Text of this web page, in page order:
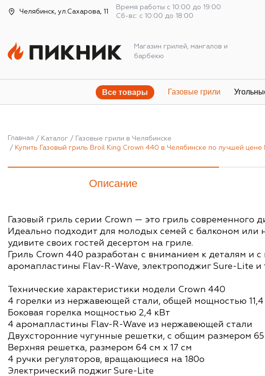
Челябинск, ул.Сахарова, 11
Время работы с 10:00 до 19:00
Сб-вс: с 10:00 до 18:00
Магазин грилей, мангалов и
барбекю
Все товары Газовые грили
Главная Каталог
Газовые грили в Челябинске
Купить Газовый гриль Broil King Crown 440 в Челябинске по лучшей цене
Описание
Газовый гриль серии Crown — это гриль современного
Идеально подходит для молодых семей с балконом
удивите своих гостей десертом на гриле.
Гриль Crown 440 разработан с вниманием к деталям и
аромапластины Flav-R-Wave, электроподжиг Sure-Lite
Технические характеристики модели Crown 440
4 горелки из нержавеющей стали, общей мощностью 11,4
Боковая горелка мощностью 2,4 кВт
4 аромапластины Flav-R-Wave из нержавеющей стали
Двухсторонние чугунные решетки, с общим размером
Верхняя решетка, размером 64 см х 17 см
4 ручки регуляторов, вращающиеся на 180о
Электрический поджиг Sure-Lite